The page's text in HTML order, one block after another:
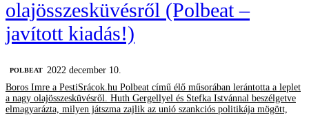
olajösszesküvésről (Polbeat –
javított kiadás!)
‎POLBEAT 2022 december 10.
Boros Imre a PestiSrácok.hu Polbeat című élő műsorában lerántotta a leplet
a nagy olajösszesküvésről. Huth Gergellyel és Stefka Istvánnal beszélgetve
elmagyarázta, milyen játszma zajlik az unió szankciós politikája mögött,